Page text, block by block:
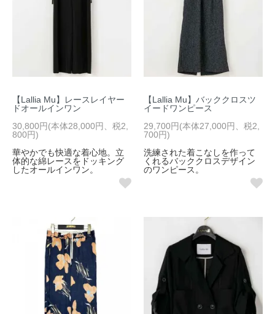
【Lallia Mu】レースレイヤー
ドオールインワン
30,800円(本体28,000円、税2,
800円)
華やかでも快適な着心地。立
体的な綿レースをドッキング
したオールインワン。
【Lallia Mu】バッククロスツ
イードワンピース
29,700円(本体27,000円、税2,
700円)
洗練された着こなしを作って
くれるバッククロスデザイン
のワンピース。